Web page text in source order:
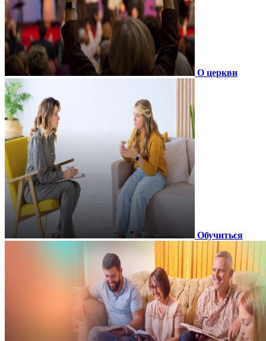
О церкви
Обучиться